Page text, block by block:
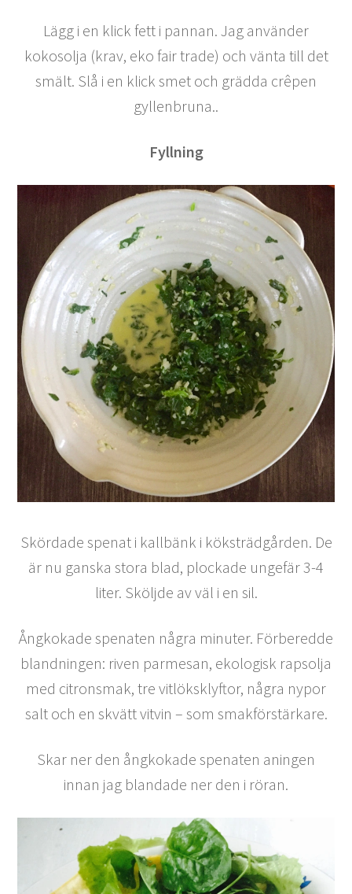
Lägg i en klick fett i pannan. Jag använder
kokosolja (krav, eko fair trade) och vänta till det
smält. Slå i en klick smet och grädda crêpen
gyllenbruna..
Fyllning
Skördade spenat i kallbänk i köksträdgården. De
är nu ganska stora blad, plockade ungefär 3-4
liter. Sköljde av väl i en sil.
Ångkokade spenaten några minuter. Förberedde
blandningen: riven parmesan, ekologisk rapsolja
med citronsmak, tre vitlöksklyftor, några nypor
salt och en skvätt vitvin – som smakförstärkare.
Skar ner den ångkokade spenaten aningen
innan jag blandade ner den i röran.